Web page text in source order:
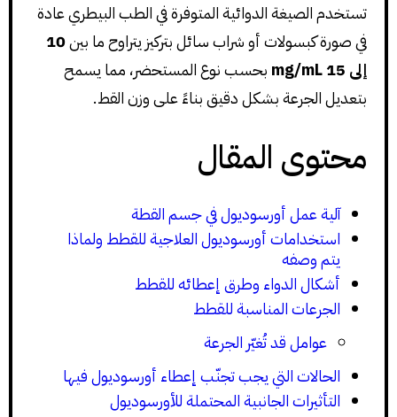
تستخدم الصيغة الدوائية المتوفرة في الطب البيطري عادة
في صورة كبسولات أو شراب سائل بتركيز يتراوح ما بين10
إلى 15 mg/mL
بحسب نوع المستحضر، مما يسمح
بتعديل الجرعة بشكل دقيق بناءً على وزن القط.
محتوى المقال
آلية عمل أورسوديول في جسم القطة
استخدامات أورسوديول العلاجية للقطط ولماذا
يتم وصفه
أشكال الدواء وطرق إعطائه للقطط
الجرعات المناسبة للقطط
عوامل قد تُغيّر الجرعة
الحالات التي يجب تجنّب إعطاء أورسوديول فيها
التأثيرات الجانبية المحتملة للأورسوديول